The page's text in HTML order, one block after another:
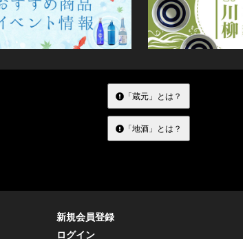
「蔵元」とは？
「地酒」とは？
新規会員登録
ログイン